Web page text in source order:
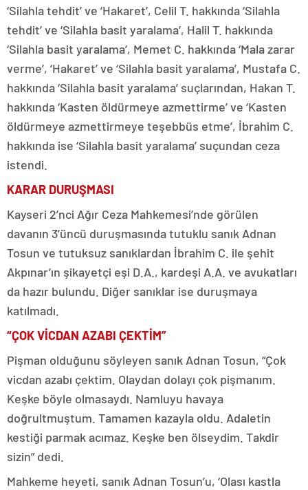
‘Silahla tehdit’ ve ‘Hakaret’, Celil T. hakkında ‘Silahla
tehdit’ ve ‘Silahla basit yaralama’, Halil T. hakkında
‘Silahla basit yaralama’, Memet C. hakkında ‘Mala zarar
verme’, ‘Hakaret’ ve ‘Silahla basit yaralama’, Mustafa C.
hakkında ‘Silahla basit yaralama’ suçlarından, Hakan T.
hakkında ‘Kasten öldürmeye azmettirme’ ve ‘Kasten
öldürmeye azmettirmeye teşebbüs etme’, İbrahim C.
hakkında ise ‘Silahla basit yaralama’ suçundan ceza
istendi.
KARAR DURUŞMASI
Kayseri 2’nci Ağır Ceza Mahkemesi’nde görülen
davanın 3’üncü duruşmasında tutuklu sanık Adnan
Tosun ve tutuksuz sanıklardan İbrahim C. ile şehit
Akpınar’ın şikayetçi eşi D.A., kardeşi A.A. ve avukatları
da hazır bulundu. Diğer sanıklar ise duruşmaya
katılmadı.
“ÇOK VİCDAN AZABI ÇEKTİM”
Pişman olduğunu söyleyen sanık Adnan Tosun, “Çok
vicdan azabı çektim. Olaydan dolayı çok pişmanım.
Keşke böyle olmasaydı. Namluyu havaya
doğrultmuştum. Tamamen kazayla oldu. Adaletin
kestiği parmak acımaz. Keşke ben ölseydim. Takdir
sizin” dedi.
Mahkeme heyeti, sanık Adnan Tosun’u, ‘Olası kastla